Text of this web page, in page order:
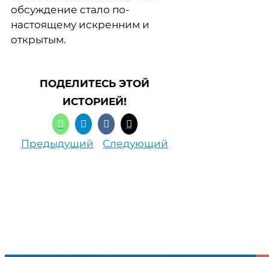
обсуждение стало по-
настоящему искренним и
открытым.
ПОДЕЛИТЕСЬ ЭТОЙ
ИСТОРИЕЙ!
Предыдущий Следующий